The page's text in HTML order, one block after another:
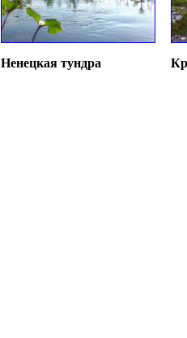
Ненецкая тундра